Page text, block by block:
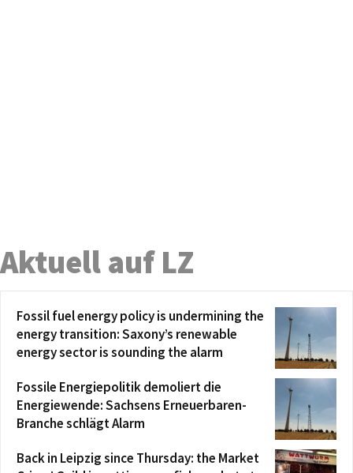
Aktuell auf LZ
Fossil fuel energy policy is undermining the
energy transition: Saxony’s renewable
energy sector is sounding the alarm
Fossile Energiepolitik demoliert die
Energiewende: Sachsens Erneuerbaren-
Branche schlägt Alarm
Back in Leipzig since Thursday: the Market